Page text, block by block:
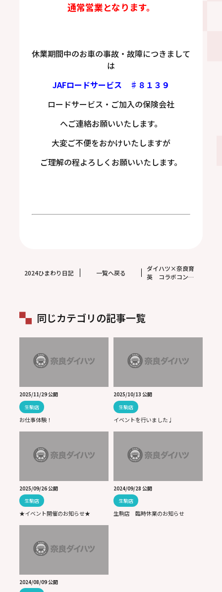
通常営業となります。
休業期間中のお車の事故・故障につきまして
は
JAFロードサービス ♯８１３９
ロードサービス・ご加入の保険会社
へご連絡お願いいたします。
大変ご不便をおかけいたしますが
ご理解の程よろしくお願いいたします。
2024ひまわり日記 一覧へ戻る
ダイハツ×奈良育
英 コラボコンサ
同じカテゴリの記事一覧
2025/11/29 公開
生駒店
お仕事体験！
2025/10/13 公開
生駒店
イベントを行いました♩
2025/09/26 公開
生駒店
★イベント開催のお知らせ★
2024/09/28 公開
生駒店
生駒店 臨時休業のお知らせ
2024/08/09 公開